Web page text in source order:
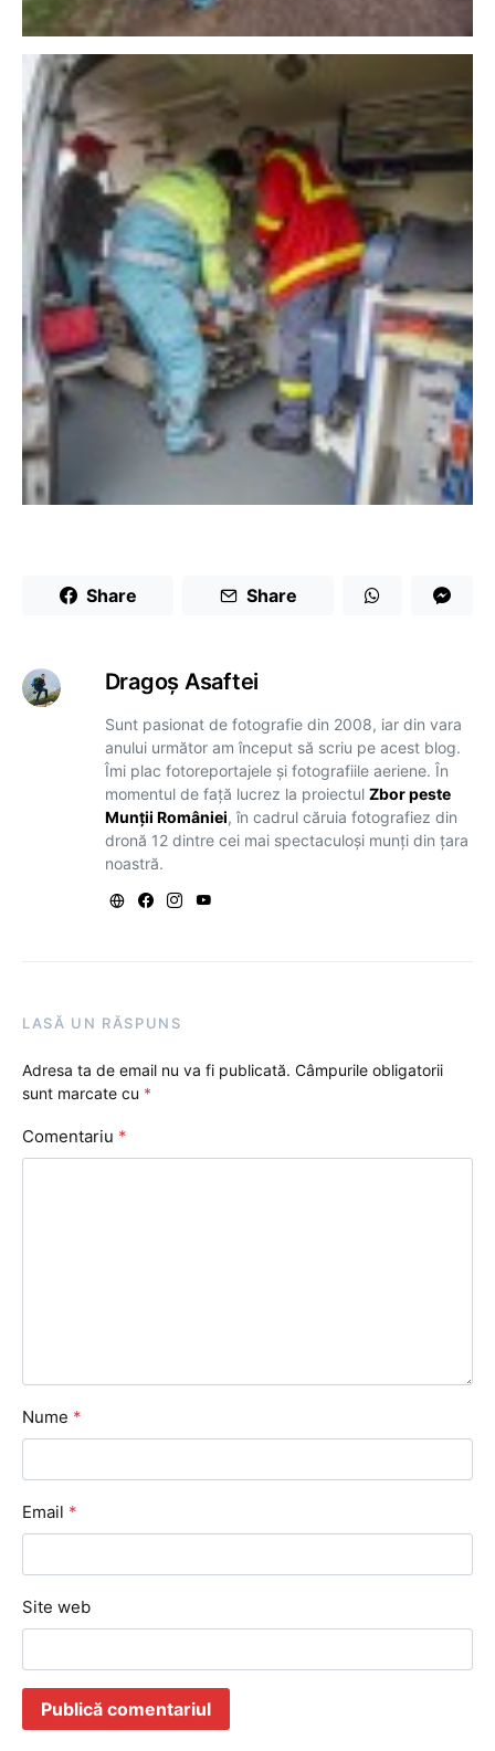
Share Share
Dragoş Asaftei
Sunt pasionat de fotografie din 2008, iar din vara
anului următor am început să scriu pe acest blog.
Îmi plac fotoreportajele și fotografiile aeriene. În
momentul de față lucrez la proiectul Zbor peste
Munții României, în cadrul căruia fotografiez din
dronă 12 dintre cei mai spectaculoși munți din țara
noastră.
LASĂ UN RĂSPUNS
Adresa ta de email nu va fi publicată. Câmpurile obligatorii
sunt marcate cu *
Comentariu *
Nume *
Email *
Site web